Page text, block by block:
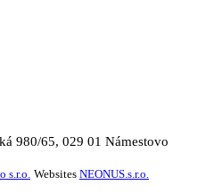
980/65, 029 01 Námestovo
s.r.o. Websites NEONUS.s.r.o.